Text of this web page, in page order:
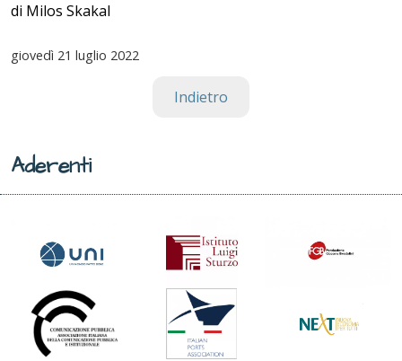
di Milos Skakal
giovedì 21 luglio 2022
Indietro
Aderenti